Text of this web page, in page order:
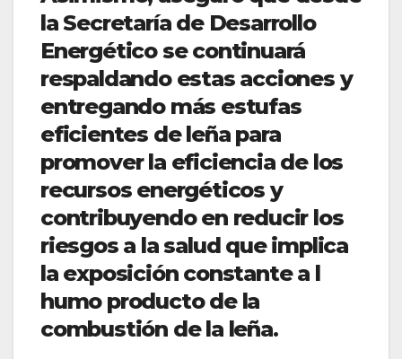
la Secretaría de Desarrollo
Energético se continuará
respaldando estas acciones y
entregando más estufas
eficientes de leña para
promover la eficiencia de los
recursos energéticos y
contribuyendo en reducir los
riesgos a la salud que implica
la exposición constante a l
humo producto de la
combustión de la leña.